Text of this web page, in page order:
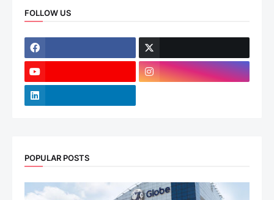
FOLLOW US
POPULAR POSTS